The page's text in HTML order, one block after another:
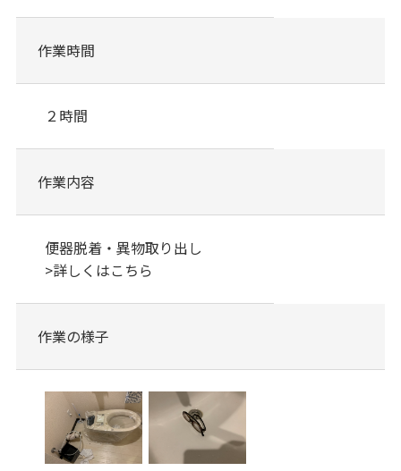
作業時間
２時間
作業内容
便器脱着・異物取り出し
>詳しくはこちら
作業の様子